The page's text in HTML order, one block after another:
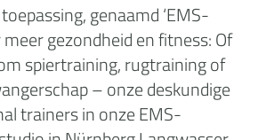
genaamd ‘EMS-
meer gezondheid en fitness: Of
spiertraining, rugtraining of
– onze deskundige
trainers in onze EMS-